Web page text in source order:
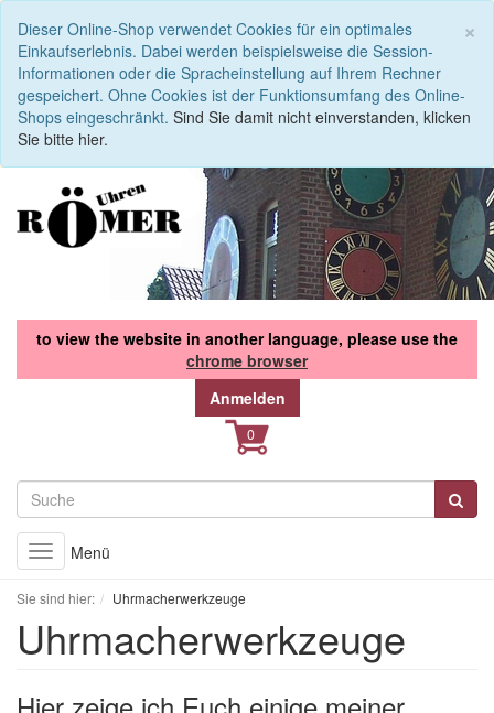
×
Dieser Online-Shop verwendet Cookies für ein optimales
Einkaufserlebnis. Dabei werden beispielsweise die Session-
Informationen oder die Spracheinstellung auf Ihrem Rechner
gespeichert. Ohne Cookies ist der Funktionsumfang des Online-
Shops eingeschränkt. Sind Sie damit nicht einverstanden, klicken
Sie bitte hier.
to view the website in another language, please use the
chrome browser
Anmelden
Toggle
navigation
Menü
Sie sind hier: Uhrmacherwerkzeuge
Uhrmacherwerkzeuge